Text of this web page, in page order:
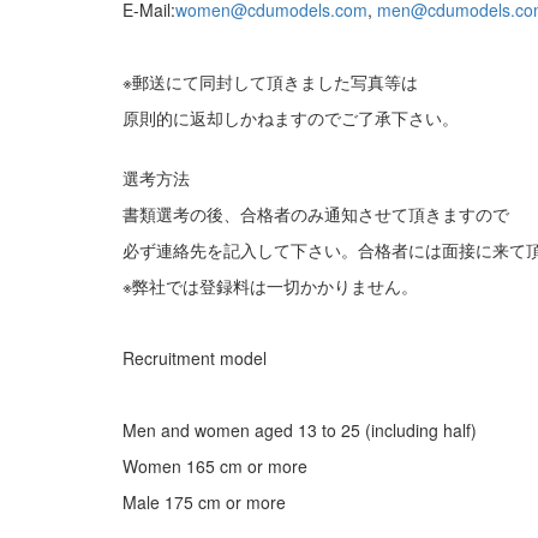
E-Mail:women@cdumodels.com,
※郵送にて同封して頂きました写真等は
原則的に返却しかねますのでご了承下さい。
選考方法
書類選考の後、合格者のみ通知させて頂きますので
必ず連絡先を記入して下さい。合格者には面接に来て
※弊社では登録料は一切かかりません。
Recruitment model
Men and women aged 13 to 25 (including half)
Women 165 cm or more
Male 175 cm or more